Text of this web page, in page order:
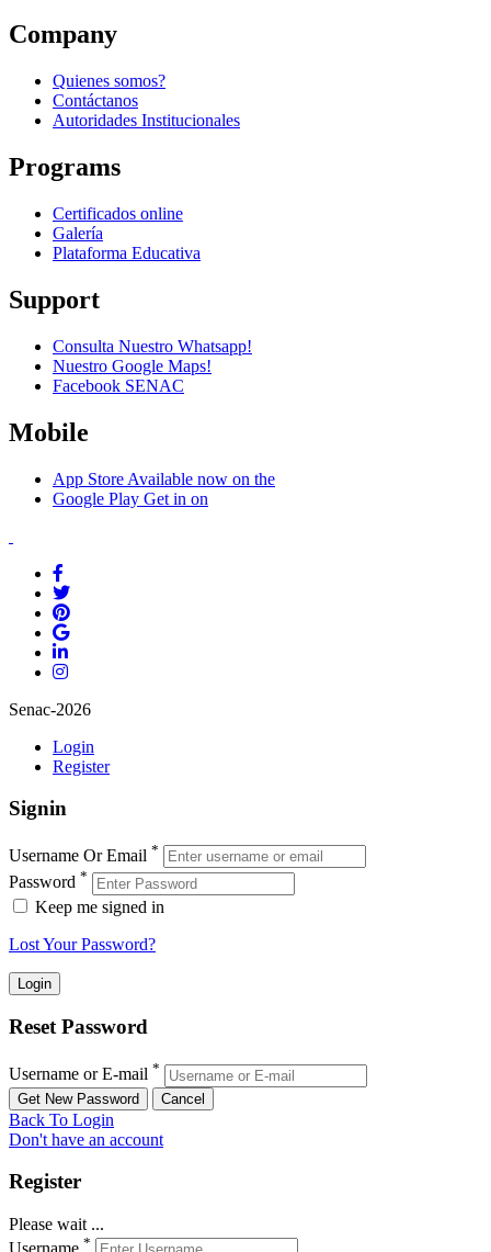
Company
Quienes somos?
Contáctanos
Autoridades Institucionales
Programs
Certificados online
Galería
Plataforma Educativa
Support
Consulta Nuestro Whatsapp!
Nuestro Google Maps!
Facebook SENAC
Mobile
App Store Available now on the
Google Play Get in on
Senac-2026
Login
Register
Signin
Username Or Email *
Password *
Keep me signed in
Lost Your Password?
Reset Password
Username or E-mail *
Back To Login
Don't have an account
Register
Please wait ...
*